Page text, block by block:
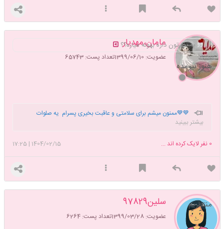
مامان،مهدیار
عضویت: 1399/06/10 تعداد پست: 65743
به نظرتون داره بهونه میاره؟؟
هنوز نیومده
💙💙ممنون میشم برای سلامتی و عاقبت بخیری پسرام یه صلوات
بفرستید💙💙
بیشتر ببینید
1404/02/15
|
17:25 0 نفر لایک کرده اند ...
سلین97829
عضویت: 1399/03/28 تعداد پست: 6264
منتظریم